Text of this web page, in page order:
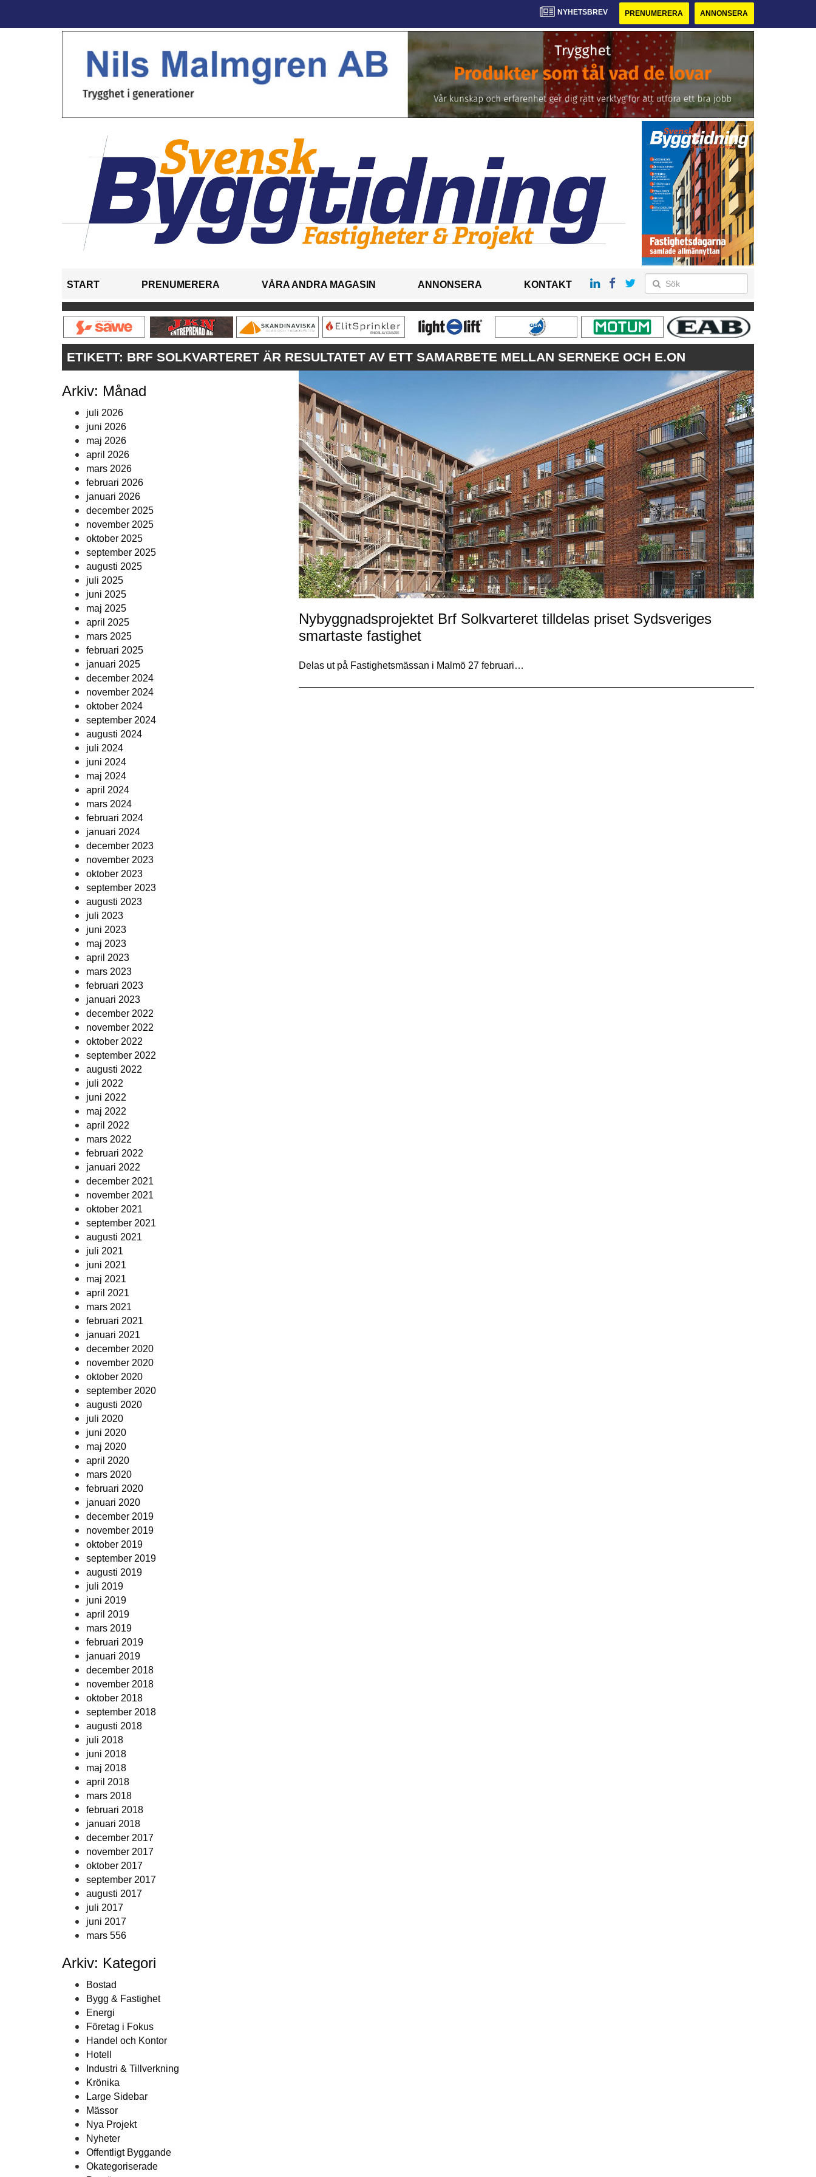
NYHETSBREV PRENUMERERA ANNONSERA
START PRENUMERERA VÅRA ANDRA MAGASIN ANNONSERA KONTAKT
ETIKETT: BRF SOLKVARTERET ÄR RESULTATET AV ETT SAMARBETE MELLAN SERNEKE OCH E.ON
Arkiv: Månad
juli 2026
juni 2026
maj 2026
april 2026
mars 2026
februari 2026
januari 2026
december 2025
november 2025
oktober 2025
september 2025
augusti 2025
juli 2025
juni 2025
maj 2025
april 2025
mars 2025
februari 2025
januari 2025
december 2024
november 2024
oktober 2024
september 2024
augusti 2024
juli 2024
juni 2024
maj 2024
april 2024
mars 2024
februari 2024
januari 2024
december 2023
november 2023
oktober 2023
september 2023
augusti 2023
juli 2023
juni 2023
maj 2023
april 2023
mars 2023
februari 2023
januari 2023
december 2022
november 2022
oktober 2022
september 2022
augusti 2022
juli 2022
juni 2022
maj 2022
april 2022
mars 2022
februari 2022
januari 2022
december 2021
november 2021
oktober 2021
september 2021
augusti 2021
juli 2021
juni 2021
maj 2021
april 2021
mars 2021
februari 2021
januari 2021
december 2020
november 2020
oktober 2020
september 2020
augusti 2020
juli 2020
juni 2020
maj 2020
april 2020
mars 2020
februari 2020
januari 2020
december 2019
november 2019
oktober 2019
september 2019
augusti 2019
juli 2019
juni 2019
april 2019
mars 2019
februari 2019
januari 2019
december 2018
november 2018
oktober 2018
september 2018
augusti 2018
juli 2018
juni 2018
maj 2018
april 2018
mars 2018
februari 2018
januari 2018
december 2017
november 2017
oktober 2017
september 2017
augusti 2017
juli 2017
juni 2017
mars 556
Arkiv: Kategori
Bostad
Bygg & Fastighet
Energi
Företag i Fokus
Handel och Kontor
Hotell
Industri & Tillverkning
Krönika
Large Sidebar
Mässor
Nya Projekt
Nyheter
Offentligt Byggande
Okategoriserade
Nybyggnadsprojektet Brf Solkvarteret tilldelas priset Sydsveriges
smartaste fastighet
Delas ut på Fastighetsmässan i Malmö 27 februari…